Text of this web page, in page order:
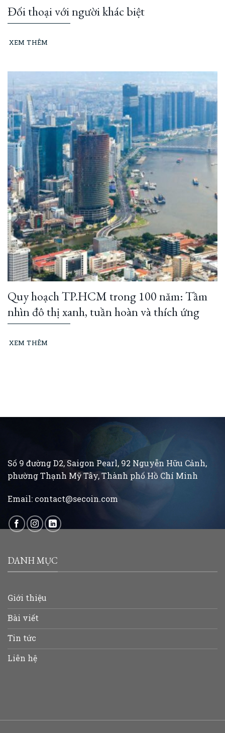
Đối thoại với người khác biệt
XEM THÊM
Quy hoạch TP.HCM trong 100 năm: Tầm
nhìn đô thị xanh, tuần hoàn và thích ứng
XEM THÊM
Số 9 đường D2, Saigon Pearl, 92 Nguyễn Hữu Cảnh,
phường Thạnh Mỹ Tây, Thành phố Hồ Chí Minh
Email: contact@secoin.com
DANH MỤC
Giới thiệu
Bài viết
Tin tức
Liên hệ